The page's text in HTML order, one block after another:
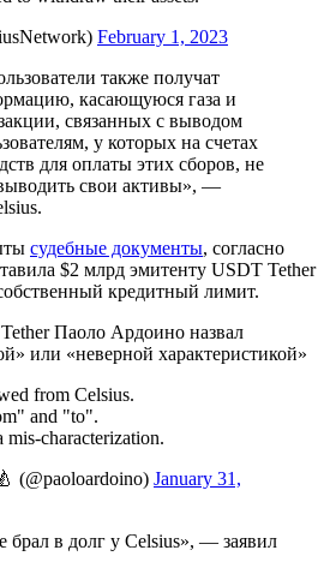
February 1, 2023
также получат
касающуюся газа и
связанных с выводом
у которых на счетах
для оплаты этих сборов, не
свои активы», —
судебные документы, согласно
$2 млрд эмитенту USDT Tether
кредитный лимит.
Паоло Ардоино назвал
или «неверной характеристикой»
from Celsius.
and "to".
mis-characterization.
(@paoloardoino) January 31,
брал в долг у Celsius», — заявил